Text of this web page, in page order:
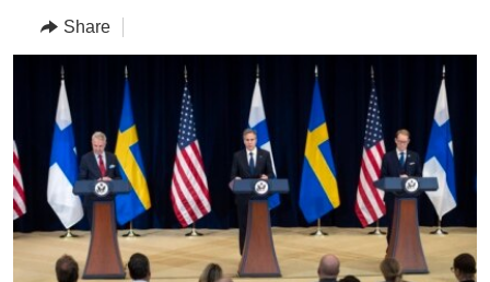
Navigation
Skip
Search
AFRICA
AMERICAS
ASIA
EUROPE
MIDDLE EAST
TOPICS
HUMAN RIGHTS
SECURITY AND DEFENSE
AID AND DEVELOPMENT
DEMOCRACY AND GOVERNANCE
ECONOMY AND TRADE
ENVIRONMENT AND HEALTH
ARCHIVE
ABOUT US
FOLLOW US
Share